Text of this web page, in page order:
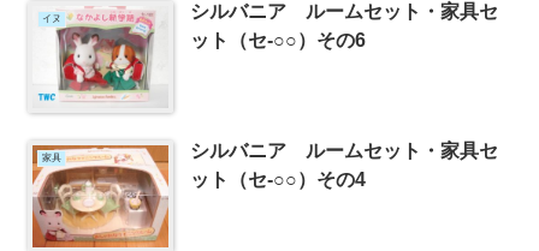
イヌ
シルバニア ルームセット・家具セ
ット（セ-○○）その6
家具
シルバニア ルームセット・家具セ
ット（セ-○○）その4